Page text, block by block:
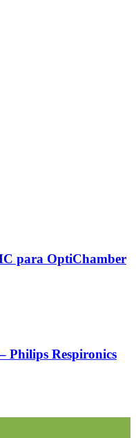
para OptiChamber
Philips Respironics